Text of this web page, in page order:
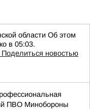
области Об этом
в 05:03.
Поделиться новостью
ПВО Минобороны